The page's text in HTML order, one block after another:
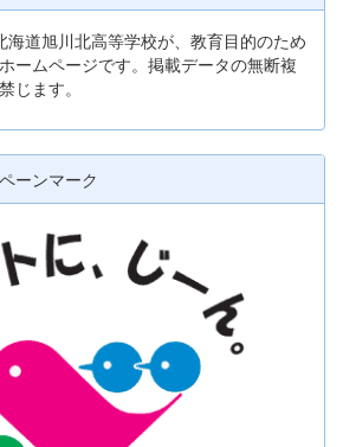
海道旭川北高等学校が、教育目的のため
ームページです。掲載データの無断複
じます。
ーンマーク